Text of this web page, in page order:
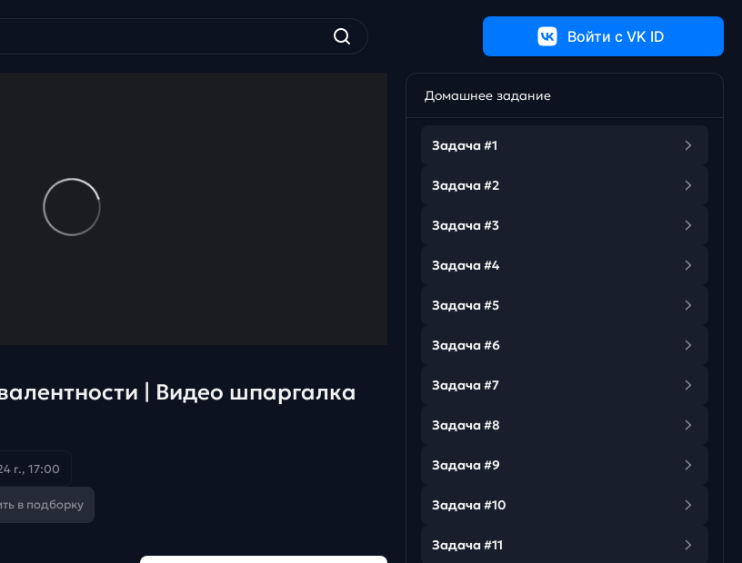
Войти c VK ID
| Видео шпаргалка
г., 17:00
в подборку
Домашнее задание
Задача #1
Задача #2
Задача #3
Задача #4
Задача #5
Задача #6
Задача #7
Задача #8
Задача #9
Задача #10
Задача #11